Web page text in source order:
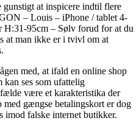
at inspicere indtil flere
– Louis – iPhone / tablet 4-
H:31-95cm – Sølv forud for at du
at man ikke er i tvivl om at
med, at ifald en online shop
kan ses som ufattelig
være et karakteristika der
med gængse betalingskort er dog
imod falske internet butikker.